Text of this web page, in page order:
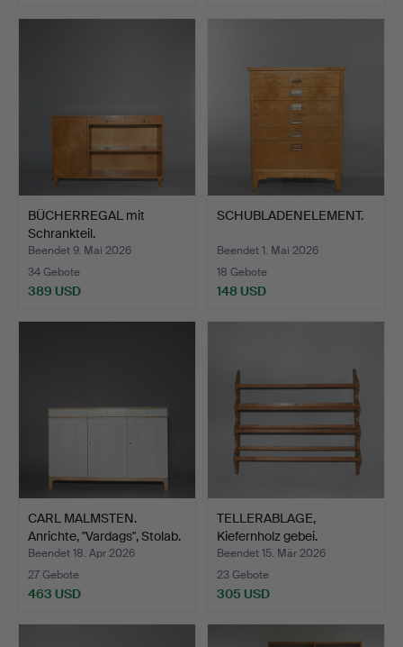
BÜCHERREGAL mit
Schrankteil.
Beendet 9. Mai 2026
34 Gebote
389 USD
SCHUBLADENELEMENT.
Beendet 1. Mai 2026
18 Gebote
148 USD
CARL MALMSTEN.
Anrichte, "Vardags", Stolab.
Beendet 18. Apr 2026
27 Gebote
463 USD
TELLERABLAGE,
Kiefernholz gebei.
Beendet 15. Mär 2026
23 Gebote
305 USD